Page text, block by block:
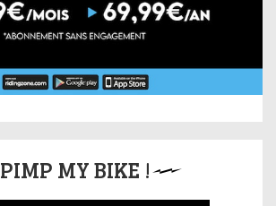
PIMP MY BIKE !